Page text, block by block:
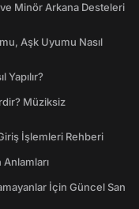
Minör Arkana Desteleri
Aşk Uyumu Nasıl
Müziksiz
İşlemleri Rehberi
Anlamları
İçin Güncel San